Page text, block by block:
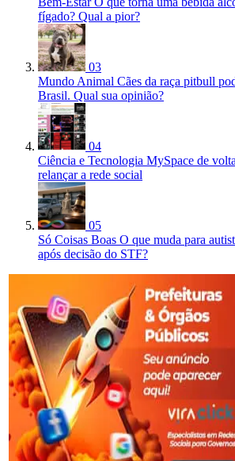
fígado? Qual a pior?
03
Mundo Animal Cães da raça pitbull
Brasil. Qual sua opinião?
04
Ciência e Tecnologia MySpace de
relançar a rede social
05
Só Coisas Boas O que muda para
após decisão do STF?